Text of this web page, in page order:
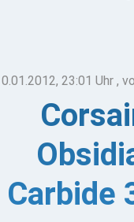
23:01 Uhr ,
Carbide